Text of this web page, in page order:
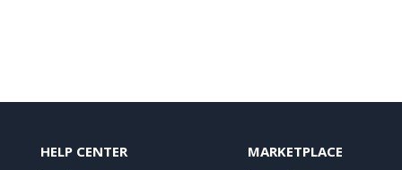
HELP CENTER MARKETPLACE